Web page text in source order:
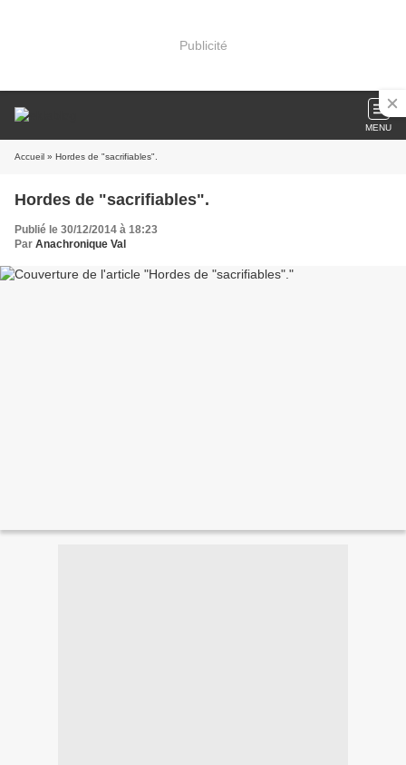
Publicité
MENU
Accueil » Hordes de "sacrifiables".
Hordes de "sacrifiables".
Publié le 30/12/2014 à 18:23
Par Anachronique Val